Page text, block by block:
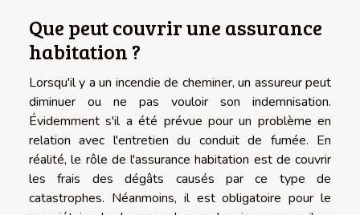
Que peut couvrir une assurance
habitation ?
Lorsqu'il y a un incendie de cheminer, un assureur peut
diminuer ou ne pas vouloir son indemnisation.
Évidemment s'il a été prévue pour un problème en
relation avec l'entretien du conduit de fumée. En
réalité, le rôle de l'assurance habitation est de couvrir
les frais des dégâts causés par ce type de
catastrophes. Néanmoins, il est obligatoire pour le